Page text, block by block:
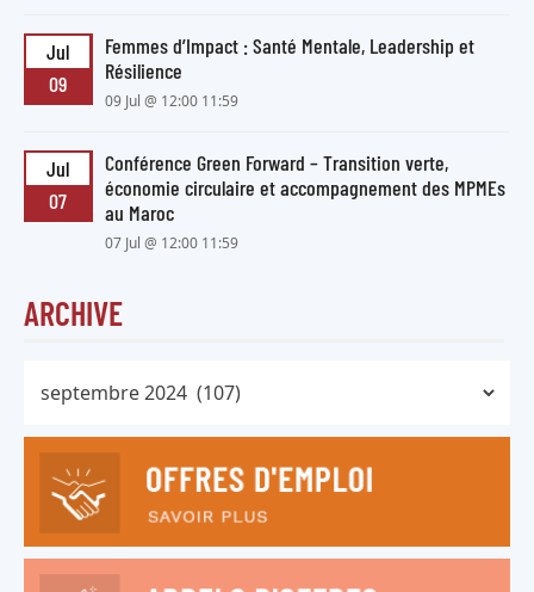
Jul
09
Femmes d’Impact : Santé Mentale, Leadership et
Résilience
09 Jul @ 12:00 11:59
Jul
07
Conférence Green Forward – Transition verte,
économie circulaire et accompagnement des MPMEs
au Maroc
07 Jul @ 12:00 11:59
ARCHIVE